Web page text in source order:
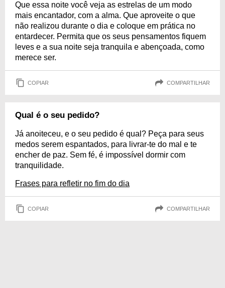
Que essa noite você veja as estrelas de um modo
mais encantador, com a alma. Que aproveite o que
não realizou durante o dia e coloque em prática no
entardecer. Permita que os seus pensamentos fiquem
leves e a sua noite seja tranquila e abençoada, como
merece ser.
COPIAR COMPARTILHAR
Qual é o seu pedido?
Já anoiteceu, e o seu pedido é qual? Peça para seus
medos serem espantados, para livrar-te do mal e te
encher de paz. Sem fé, é impossível dormir com
tranquilidade.
Frases para refletir no fim do dia
COPIAR COMPARTILHAR